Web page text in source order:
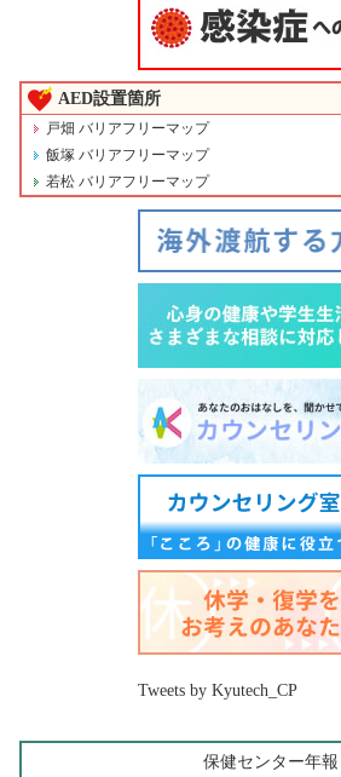
AED設置箇所
戸畑 バリアフリーマップ
飯塚 バリアフリーマップ
若松 バリアフリーマップ
Tweets by Kyutech_CP
保健センター年報